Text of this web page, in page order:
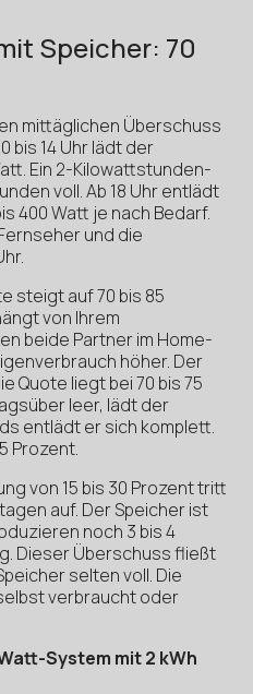
Speicher: 70
mittäglichen Überschuss
bis 14 Uhr lädt der
Ein 2-Kilowattstunden-
voll. Ab 18 Uhr entlädt
400 Watt je nach Bedarf.
und die
steigt auf 70 bis 85
von Ihrem
beide Partner im Home-
höher. Der
Quote liegt bei 70 bis 75
leer, lädt der
entlädt er sich komplett.
Prozent.
von 15 bis 30 Prozent tritt
auf. Der Speicher ist
noch 3 bis 4
Dieser Überschuss fließt
selten voll. Die
verbraucht oder
System mit 2 kWh